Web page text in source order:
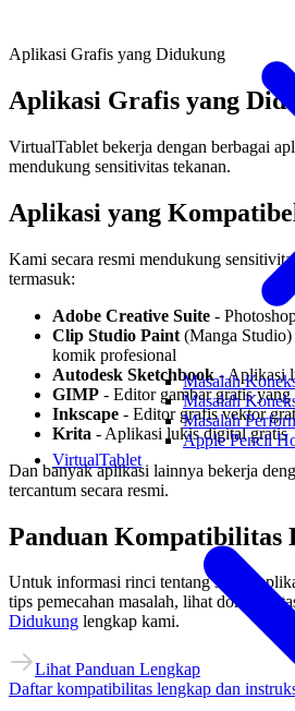
Masalah
Masalah
Masalah
Apple Pencil
VirtualTablet
Aplikasi Grafis yang Didukung
Aplikasi Grafis yang
VirtualTablet bekerja dengan berbagai
mendukung sensitivitas tekanan.
Aplikasi yang
Kami secara resmi mendukung
termasuk:
Adobe Creative Suite -
Clip Studio Paint (Manga Studio)
komik profesional
Autodesk Sketchbook- Aplikasi
GIMP - Editor gambar gratis
Inkscape - Editor grafis vektor
Krita - Aplikasi lukis digital gratis
Dan banyak aplikasi lainnya bekerja
tercantum secara resmi.
Panduan Kompatibilitas
Untuk informasi rinci tentang setiap
tips pemecahan masalah, lihat
Didukung lengkap kami.
Lihat Panduan Lengkap
Daftar kompatibilitas lengkap dan